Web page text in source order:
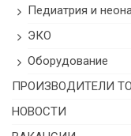
Педиатрия и
ЭКО
Оборудование
ПРОИЗВОДИТЕЛИ
НОВОСТИ